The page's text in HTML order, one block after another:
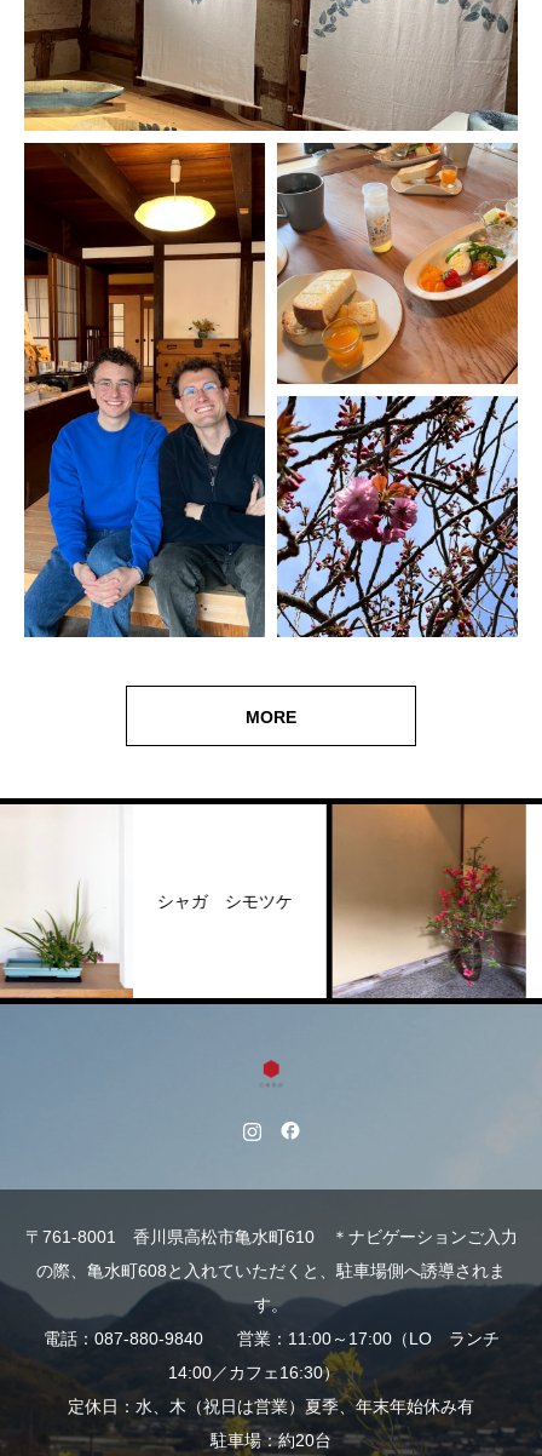
MORE
シャガ シモツケ
白
じ
〒761-8001 香川県高松市亀水町610 ＊ナビゲーションご入力
の際、亀水町608と入れていただくと、駐車場側へ誘導されま
す。
電話：087-880-9840 営業：11:00～17:00（LO ランチ
14:00／カフェ16:30）
定休日：水、木（祝日は営業）夏季、年末年始休み有
駐車場：約20台